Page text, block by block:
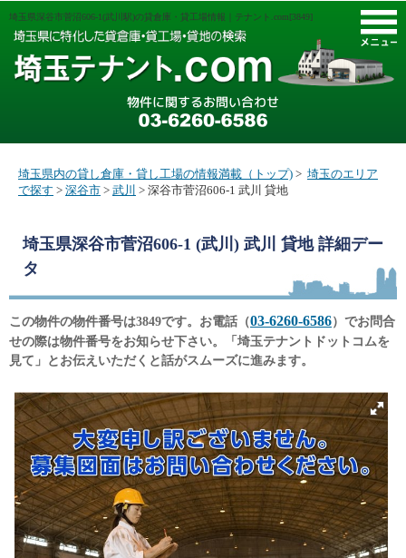
埼玉県深谷市菅沼606-1(武川駅)の貸倉庫・貸工場情報｜テナント.com[3849]
埼玉県内の貸し倉庫・貸し工場の情報満載（トップ) > 埼玉のエリア
で探す > 深谷市 > 武川 > 深谷市菅沼606-1 武川 貸地
埼玉県深谷市菅沼606-1 (武川) 武川 貸地詳細デー
タ
この物件の物件番号は3849です。お電話（03-6260-6586）でお問合
せの際は物件番号をお知らせ下さい。「埼玉テナントドットコムを
見て」とお伝えいただくと話がスムーズに進みます。